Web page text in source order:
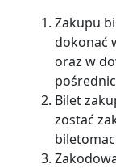
Zakupu
dokonać
oraz w
Bilet
zostać